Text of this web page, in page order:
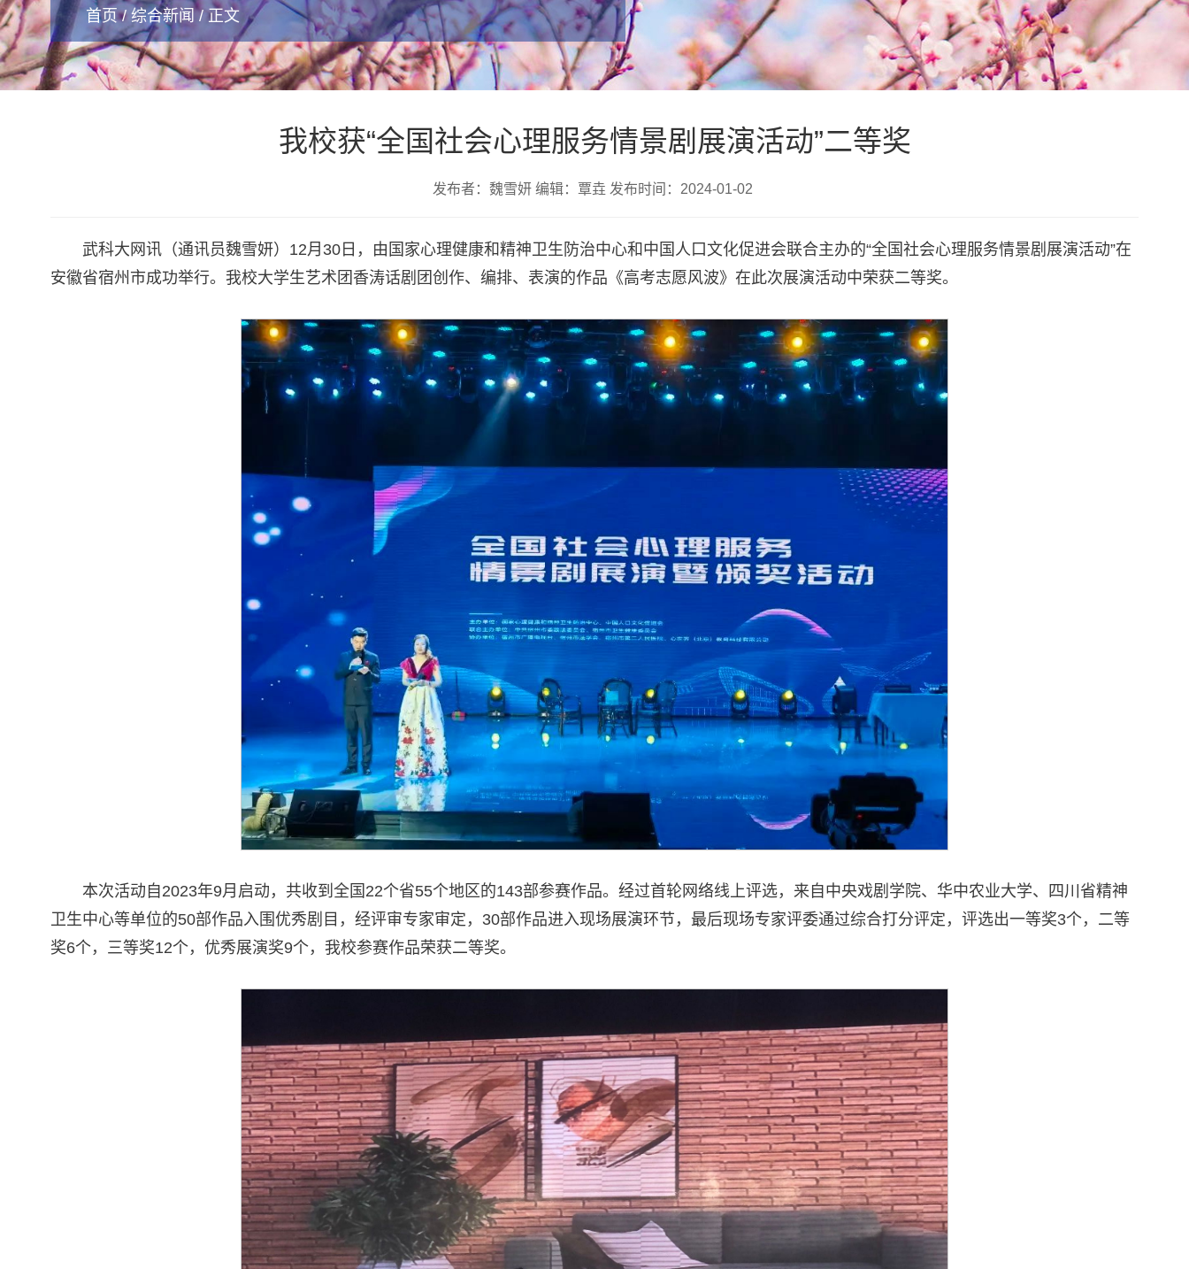
首页/ 综合新闻 / 正文
我校获“全国社会心理服务情景剧展演活动”二等奖
发布者：魏雪妍 编辑：覃垚 发布时间：2024-01-02
武科大网讯（通讯员魏雪妍）12月30日，由国家心理健康和精神卫生防治中心和中国人口文化促进会联合主办的“全国社会心理服务情景剧展演活动”在
安徽省宿州市成功举行。我校大学生艺术团香涛话剧团创作、编排、表演的作品《高考志愿风波》在此次展演活动中荣获二等奖。
本次活动自2023年9月启动，共收到全国22个省55个地区的143部参赛作品。经过首轮网络线上评选，来自中央戏剧学院、华中农业大学、四川省精神
卫生中心等单位的50部作品入围优秀剧目，经评审专家审定，30部作品进入现场展演环节，最后现场专家评委通过综合打分评定，评选出一等奖3个，二等
奖6个，三等奖12个，优秀展演奖9个，我校参赛作品荣获二等奖。